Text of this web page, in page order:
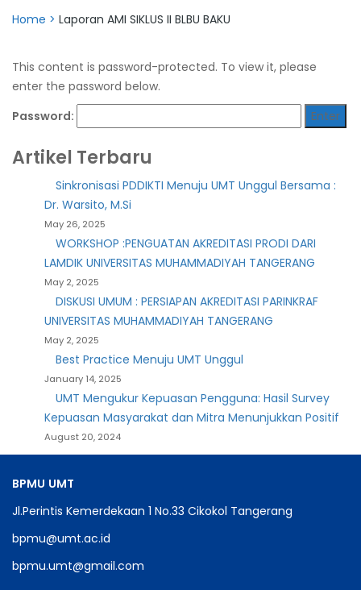
Home > Laporan AMI SIKLUS II BLBU BAKU
This content is password-protected. To view it, please
enter the password below.
Password:
Artikel Terbaru
Sinkronisasi PDDIKTI Menuju UMT Unggul Bersama :
Dr. Warsito, M.Si
May 26, 2025
WORKSHOP :PENGUATAN AKREDITASI PRODI DARI
LAMDIK UNIVERSITAS MUHAMMADIYAH TANGERANG
May 2, 2025
DISKUSI UMUM : PERSIAPAN AKREDITASI PARINKRAF
UNIVERSITAS MUHAMMADIYAH TANGERANG
May 2, 2025
Best Practice Menuju UMT Unggul
January 14, 2025
UMT Mengukur Kepuasan Pengguna: Hasil Survey
Kepuasan Masyarakat dan Mitra Menunjukkan Positif
August 20, 2024
BPMU UMT
Jl.Perintis Kemerdekaan 1 No.33 Cikokol Tangerang
bpmu@umt.ac.id
bpmu.umt@gmail.com